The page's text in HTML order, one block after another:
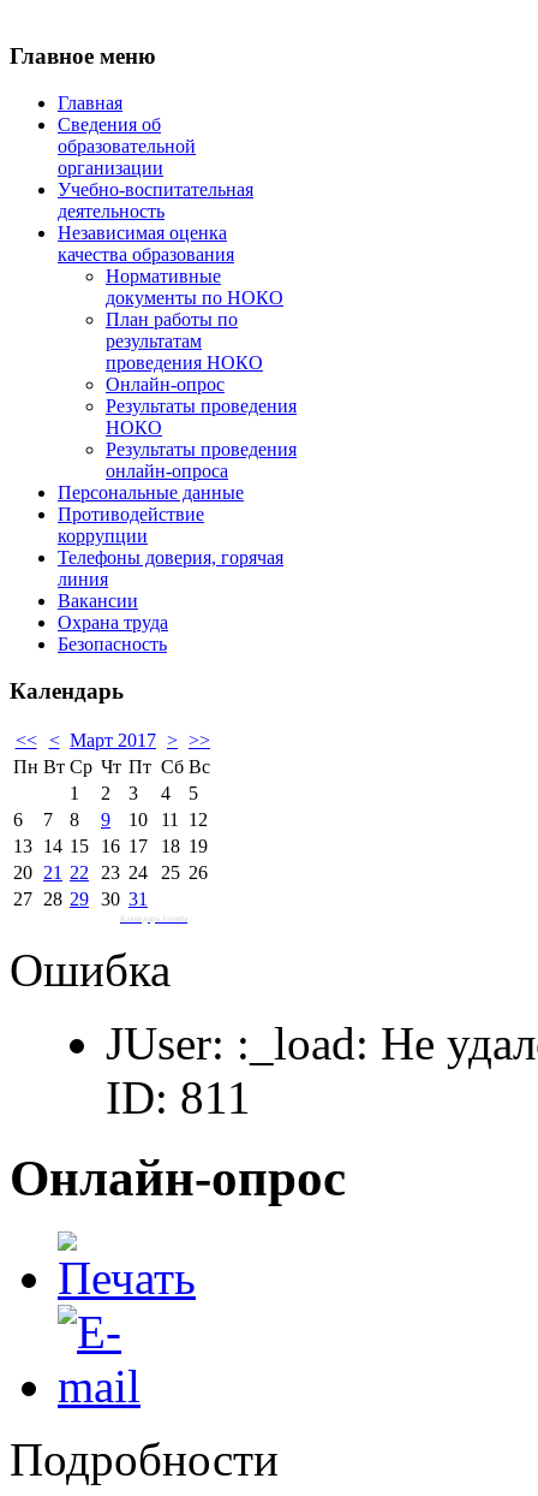
Главное меню
Главная
Сведения об
образовательной
организации
Учебно-воспитательная
деятельность
Независимая оценка
качества образования
Нормативные
документы по НОКО
План работы по
результатам
проведения НОКО
Онлайн-опрос
Результаты проведения
НОКО
Результаты проведения
онлайн-опроса
Персональные данные
Противодействие
коррупции
Телефоны доверия, горячая
линия
Вакансии
Охрана труда
Безопасность
Календарь
<< < Март 2017 > >>
Пн Вт Ср Чт Пт Сб Вс
1
2 3 4
5
6
7 8 9 10 11
12
13 14 15 16 17 18 19
20 21 22 23 24 25 26
27 28 29 30 31
Календарь Joomla
Ошибка
JUser: :_load: Не
ID: 811
Онлайн-опрос
Подробности